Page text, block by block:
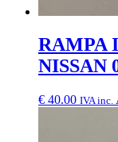
RAMPA
NISSAN
€ 40.00 IVA inc.